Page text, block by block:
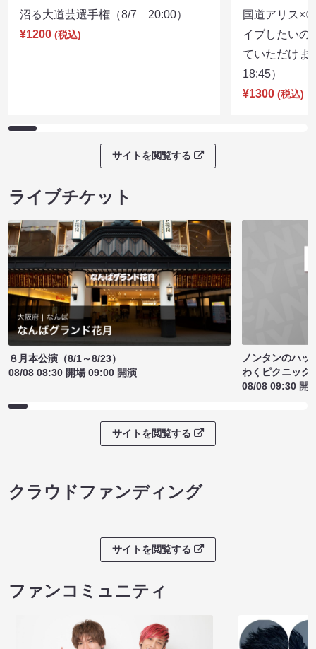
沼る大道芸選手権（8/7 20:00）
¥1200 (税込)
国道アリス×
イブしたいの
ていただけ
18:45）
¥1300 (税込)
サイトを閲覧する
ライブチケット
８月本公演（8/1～8/23）
08/08 08:30 開場 09:00 開演
ノンタンのハッ
わくピクニック
08/08 09:30 開
サイトを閲覧する
クラウドファンディング
サイトを閲覧する
ファンコミュニティ